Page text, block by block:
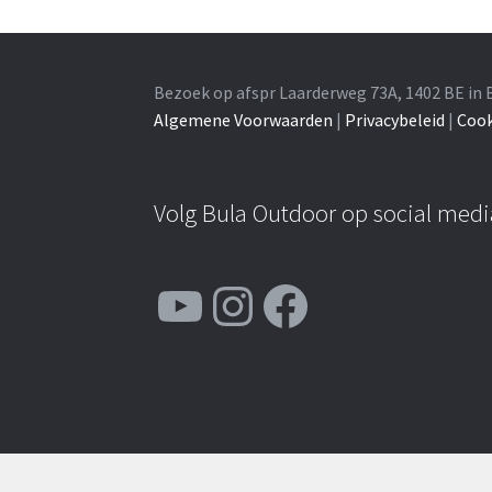
Bezoek op afspr Laarderweg 73A, 1402 BE
Algemene Voorwaarden | Privacybeleid |
Volg Bula Outdoor op social
YouTube Instagram Facebook